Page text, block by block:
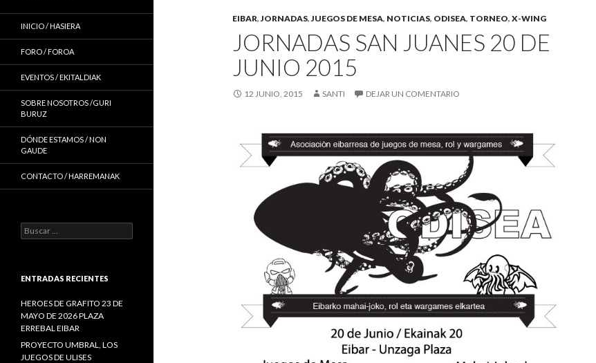
EIBAR,JORNADAS,JUEGOS DE MESA, NOTICIAS, ODISEA, TORNEO, X-WING
JORNADAS SAN JUANES 20 DE
JUNIO 2015
12 JUNIO, 2015 SANTI DEJAR UN COMENTARIO
INICIO / HASIERA
FORO / FOROA
EVENTOS / EKITALDIAK
SOBRE NOSOTROS /GURI
BURUZ
DÓNDE ESTAMOS / NON
GAUDE
CONTACTO / HARREMANAK
Buscar:
ENTRADAS RECIENTES
HEROES DE GRAFITO 23 DE
MAYO DE 2026 PLAZA
ERREBAL EIBAR
PROYECTO UMBRAL, LOS
JUEGOS DE ULISES